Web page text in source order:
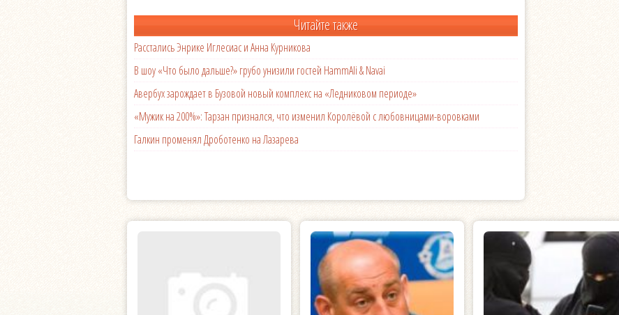
Читайте также
Расстались Энрике Иглесиас и Анна Курникова
В шоу «Что было дальше?» грубо унизили гостей HammAli & Navai
Авербух зарождает в Бузовой новый комплекс на «Ледниковом периоде»
«Мужик на 200%»: Тарзан признался, что изменил Королёвой с любовницами-воровками
Галкин променял Дроботенко на Лазарева